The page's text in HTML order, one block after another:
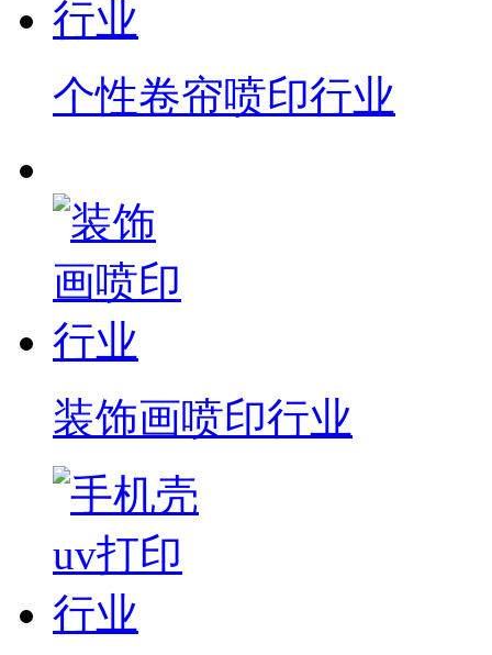
个性卷帘喷印行业
装饰画喷印行业